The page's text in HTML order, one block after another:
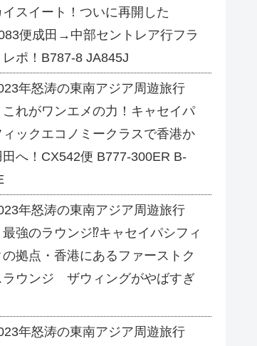
イスイート！ついに再開した
便成田→中部セントレア行フラ
レポ！B787-8 JA845J
年怒涛の東南アジア周遊旅行
れがワンエメの力！キャセイパ
ィックエコノミークラスで香港か
田へ！CX542便 B777-300ER B-
年怒涛の東南アジア周遊旅行
強のラウンジ⁉キャセイパシフィ
の拠点・香港にあるファーストク
ラウンジ ザウィングがやばすぎ
年怒涛の東南アジア周遊旅行